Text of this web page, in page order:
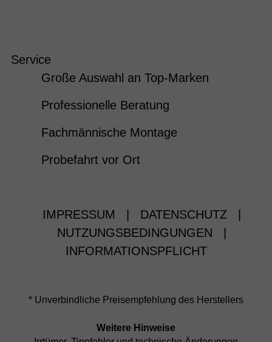
Service
Große Auswahl an Top-Marken
Professionelle Beratung
Fachmännische Montage
Probefahrt vor Ort
IMPRESSUM DATENSCHUTZ
NUTZUNGSBEDINGUNGEN
INFORMATIONSPFLICHT
* Unverbindliche Preisempfehlung des Herstellers
Weitere Hinweise